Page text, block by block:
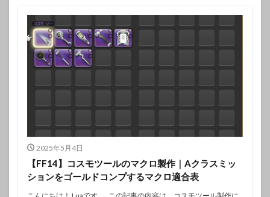
2025年5月4日
【FF14】コスモツールのマクロ製作｜Aクラスミッ
ションをゴールドコンプするマクロ適合表
こんにちは！ Luaです。 この記事の内容は、コスモツール製作に